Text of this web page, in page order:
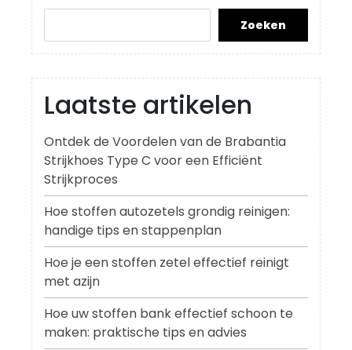
Zoeken
Laatste artikelen
Ontdek de Voordelen van de Brabantia
Strijkhoes Type C voor een Efficiënt
Strijkproces
Hoe stoffen autozetels grondig reinigen:
handige tips en stappenplan
Hoe je een stoffen zetel effectief reinigt
met azijn
Hoe uw stoffen bank effectief schoon te
maken: praktische tips en advies